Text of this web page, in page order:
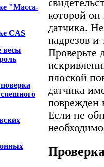
"Масса-
CAS
весы
которой он
датчика.
надрезов и
Проверьте
плоской
датчика
поврежден
Если не